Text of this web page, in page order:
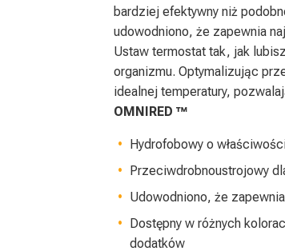
bardziej efektywny niż
udowodniono, że zapewnia
Ustaw termostat tak, jak
organizmu. Optymalizując
idealnej temperatury,
OMNIRED ™
Hydrofobowy o
Przeciwdrobnoustrojowy
Udowodniono, że
Dostępny w różnych
dodatków